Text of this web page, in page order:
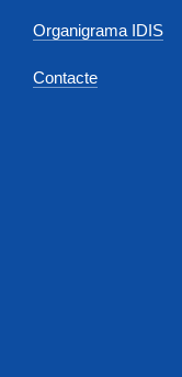
Organigrama IDIS
Contacte